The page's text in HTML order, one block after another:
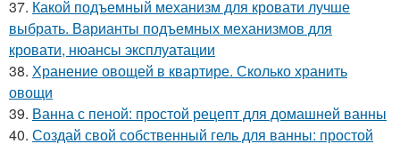
37. Какой подъемный механизм для кровати лучше
выбрать. Варианты подъемных механизмов для
кровати, нюансы эксплуатации
38. Хранение овощей в квартире. Сколько хранить
овощи
39. Ванна с пеной: простой рецепт для домашней ванны
40. Создай свой собственный гель для ванны: простой